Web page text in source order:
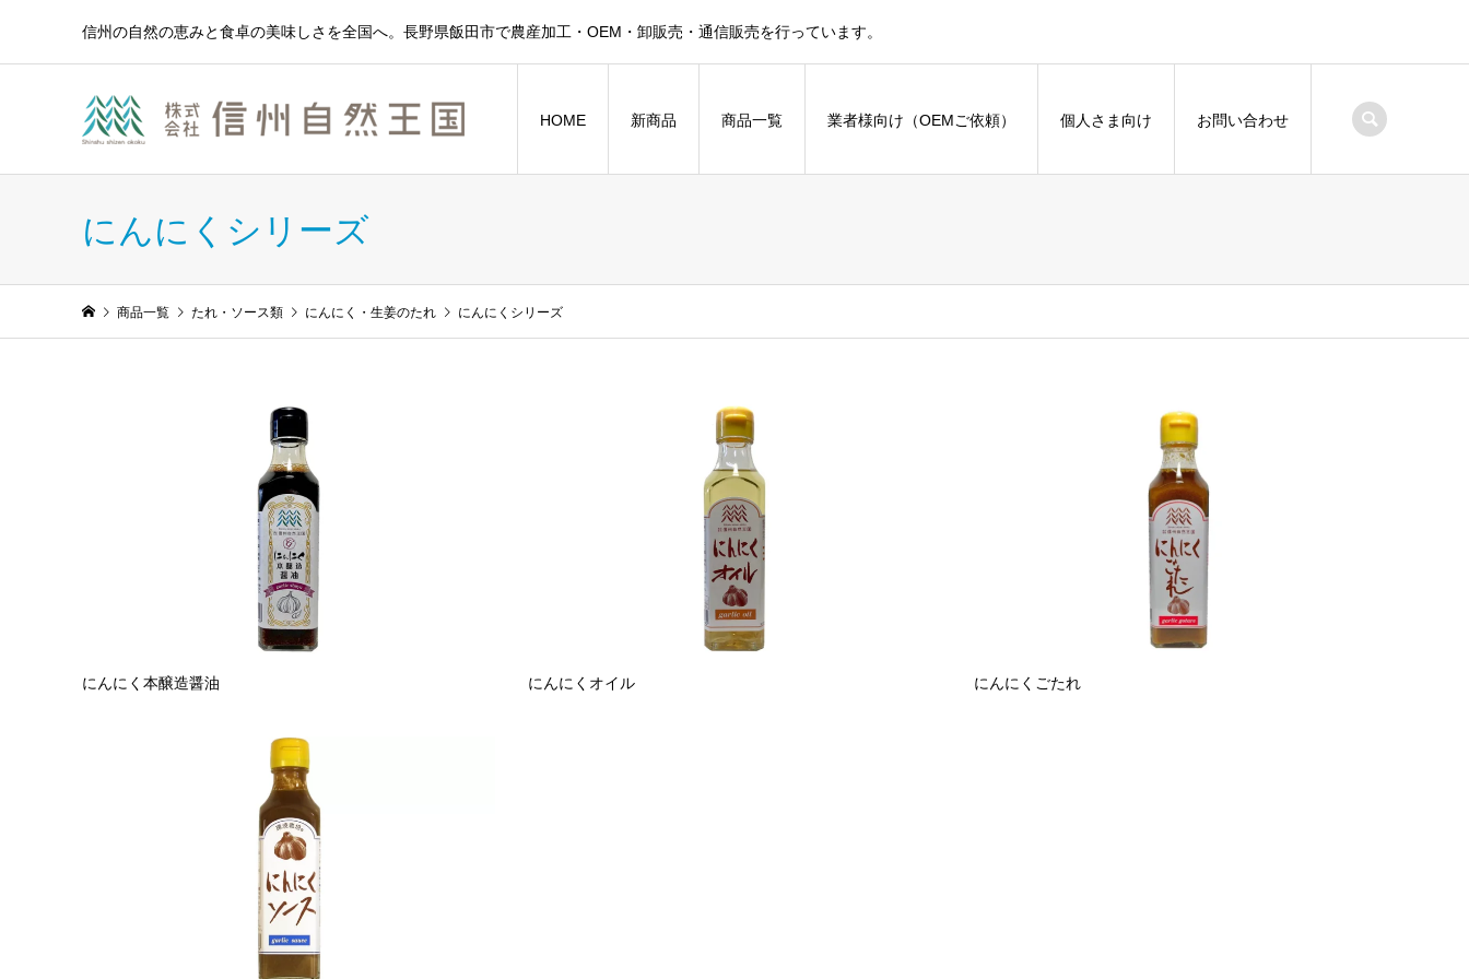
信州の自然の恵みと食卓の美味しさを全国へ。長野県飯田市で農産加工・OEM・卸販売・通信販売を行っています。
HOME 新商品 商品一覧 業者様向け（OEMご依頼） 個人さま向け お問い合わせ
にんにくシリーズ
商品一覧 たれ・ソース類 にんにく・生姜のたれ にんにくシリーズ
にんにく本醸造醤油 にんにくオイル にんにくごたれ